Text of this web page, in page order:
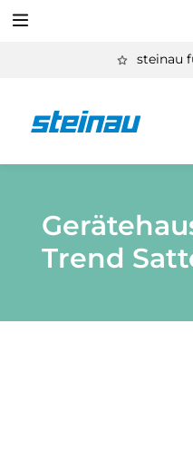
Produkte
Basic Aktionen 2026
Tore
steinau
Trend